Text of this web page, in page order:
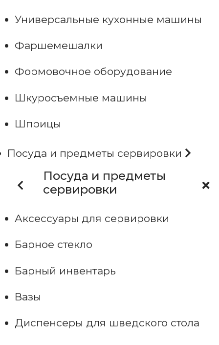
Универсальные кухонные машины
Фаршемешалки
Формовочное оборудование
Шкуросъемные машины
Шприцы
Посуда и предметы сервировки
Посуда и предметы
сервировки
Аксессуары для сервировки
Барное стекло
Барный инвентарь
Вазы
Диспенсеры для шведского стола